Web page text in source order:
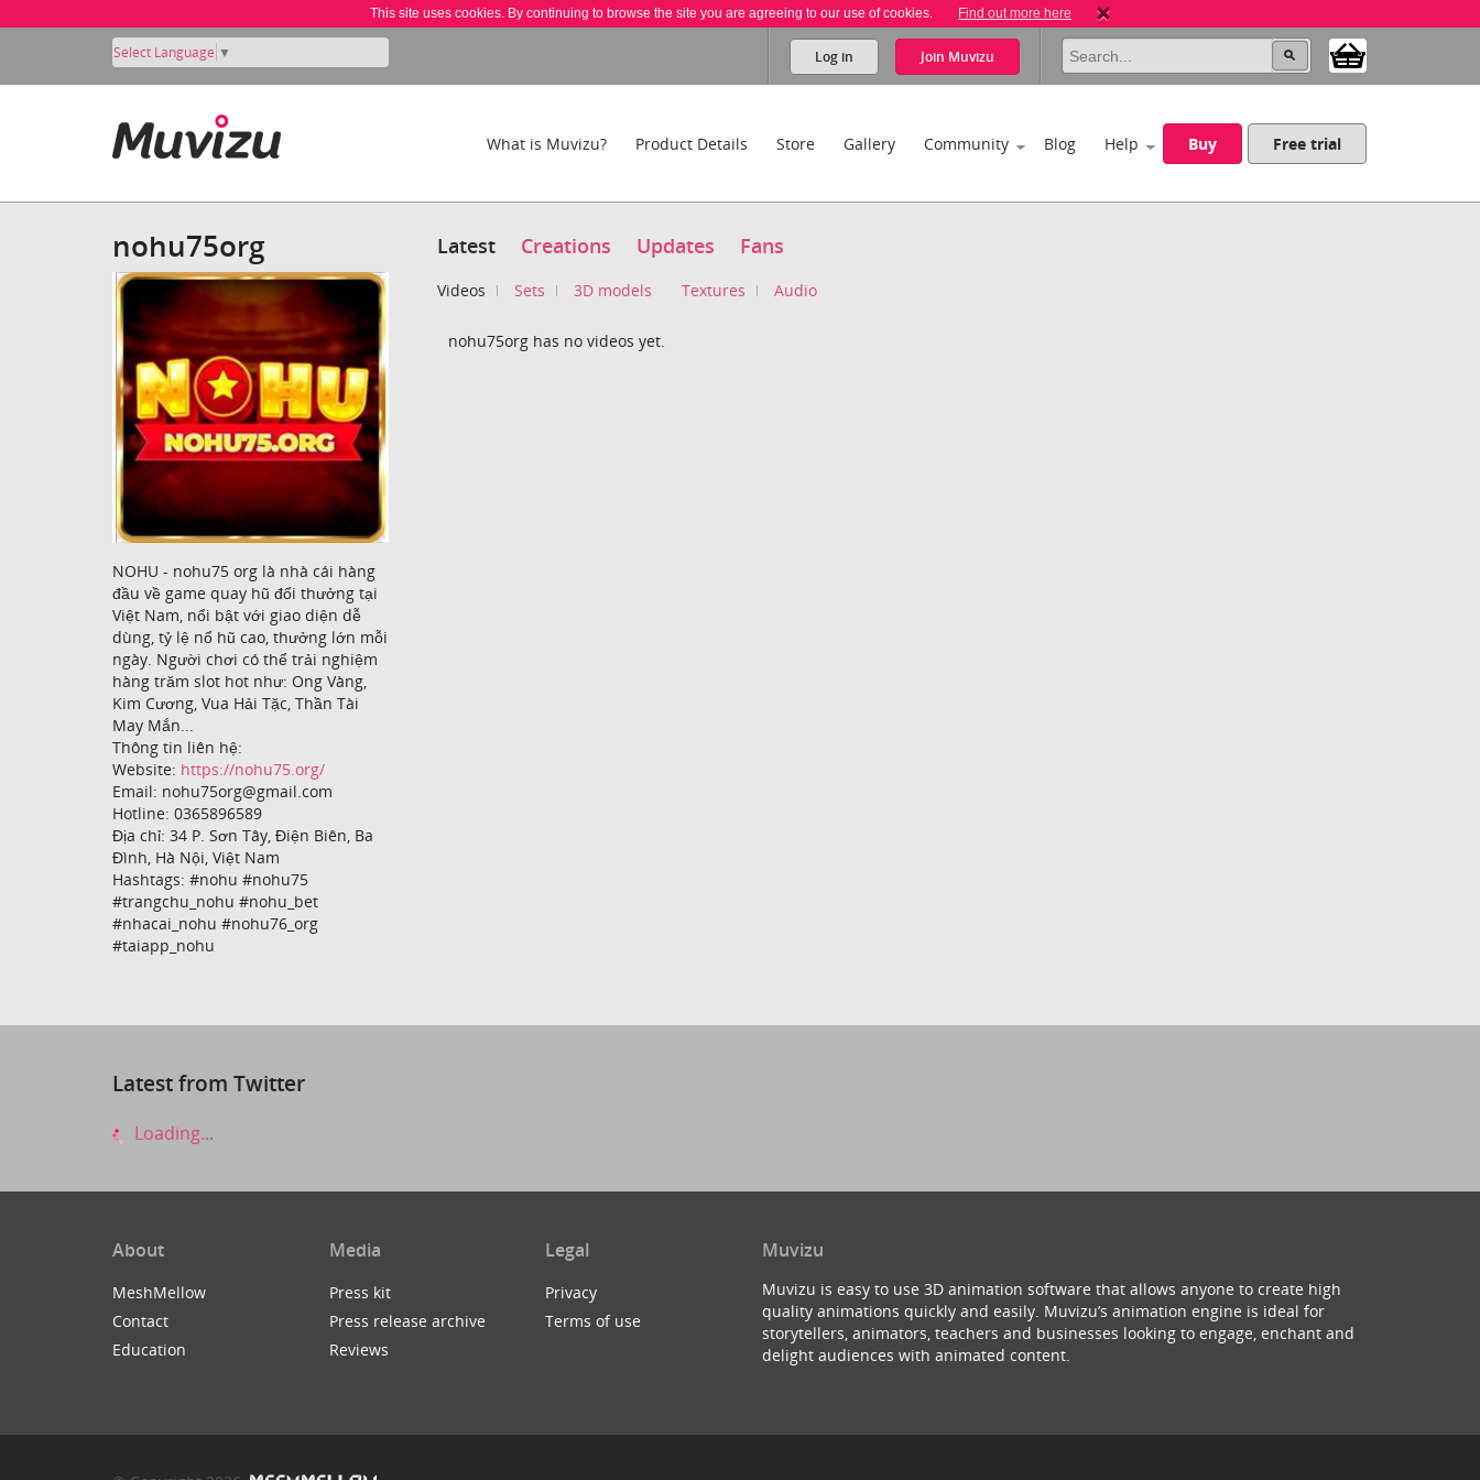
This site uses cookies. By continuing to browse the site you are agreeing to our use of cookies. Find out more here
Select Language ▼ Log in Join Muvizu
What is Muvizu? Product Details Store Gallery Community Blog Help Buy Free trial
nohu75org
NOHU - nohu75 org là nhà cái hàng
đầu về game quay hũ đổi thưởng tại
Việt Nam, nổi bật với giao diện dễ
dùng, tỷ lệ nổ hũ cao, thưởng lớn mỗi
ngày. Người chơi có thể trải nghiệm
hàng trăm slot hot như: Ong Vàng,
Kim Cương, Vua Hải Tặc, Thần Tài
May Mắn...
Thông tin liên hệ:
Website: https://nohu75.org/
Email: nohu75org@gmail.com
Hotline: 0365896589
Địa chỉ: 34 P. Sơn Tây, Điện Biên, Ba
Đình, Hà Nội, Việt Nam
Hashtags: #nohu #nohu75
#trangchu_nohu #nohu_bet
#nhacai_nohu #nohu76_org
#taiapp_nohu
Latest Creations Updates Fans
Videos Sets 3D models Textures Audio
nohu75org has no videos yet.
Latest from Twitter
Loading...
About
MeshMellow
Contact
Education
Media
Press kit
Press release archive
Reviews
Legal
Privacy
Terms of use
Muvizu
Muvizu is easy to use 3D animation software that allows anyone to create high
quality animations quickly and easily. Muvizu’s animation engine is ideal for
storytellers, animators, teachers and businesses looking to engage, enchant and
delight audiences with animated content.